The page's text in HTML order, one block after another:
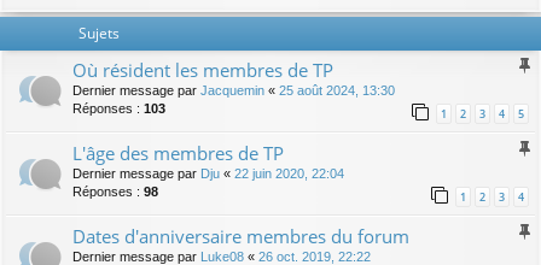
Sujets
Où résident les membres de TP
Dernier message par Jacquemin « 25 août 2024, 13:30
Réponses : 103 1 2 3 4 5
L'âge des membres de TP
Dernier message par Dju « 22 juin 2020, 22:04
Réponses : 98 1 2 3 4
Dates d'anniversaire membres du forum
Dernier message par Luke08 « 26 oct. 2019, 22:22